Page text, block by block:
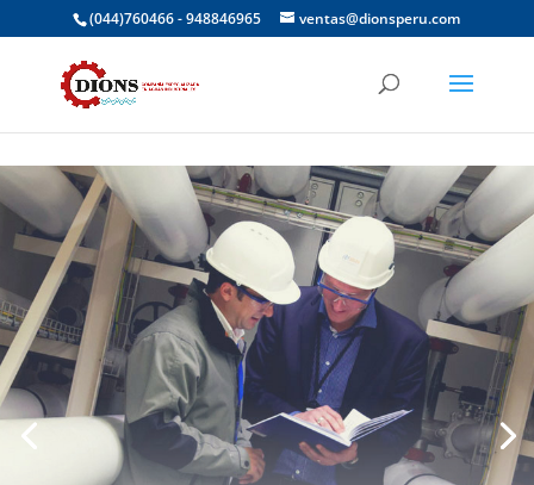
(044)760466 - 948846965 ventas@dionsperu.com